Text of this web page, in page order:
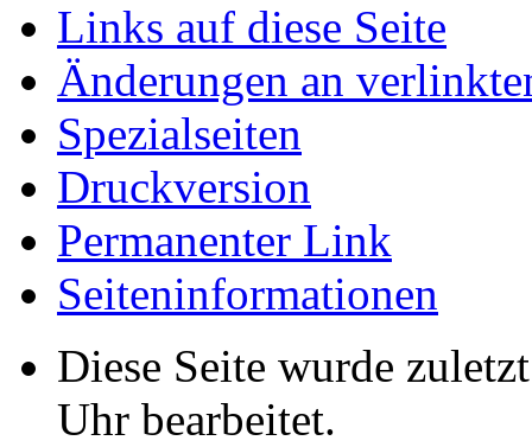
Links auf diese Seite
Änderungen an
Spezialseiten
Druckversion
Permanenter Link
Seiten­informationen
Diese Seite wurde
Uhr bearbeitet.